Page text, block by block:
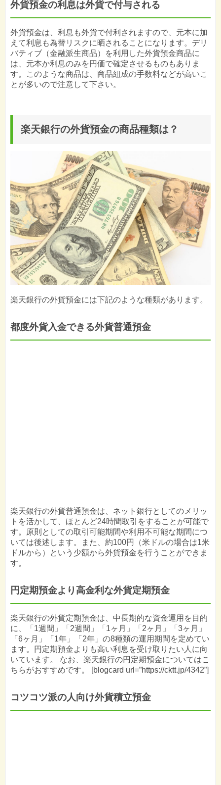
外貨預金の利息は外貨で付与される
外貨預金は、利息も外貨で付利されますので、元本に加
えて利息も為替リスクに晒されることになります。デリ
バティブ（金融派生商品）を利用した外貨預金商品に
は、元本か利息のみを円価で確定させるものもありま
す。このような商品は、商品組成の手数料などが高いこ
とが多いので注意して下さい。
楽天銀行の外貨預金の商品種類は？
楽天銀行の外貨預金には下記のような種類があります。
都度外貨入金できる外貨普通預金
楽天銀行の外貨普通預金は、ネット銀行としてのメリッ
トを活かして、ほとんど24時間取引をすることが可能で
す。原則としての取引可能期間や利用不可能な期間につ
いては後述します。また、約100円（米ドルの場合は1米
ドルから）という少額から外貨預金を行うことができま
す。
円定期預金より高金利な外貨定期預金
楽天銀行の外貨定期預金は、中長期的な資金運用を目的
に、「1週間」「2週間」「1ヶ月」「2ヶ月」「3ヶ月」
「6ヶ月」「1年」「2年」の8種類の運用期間を定めてい
ます。円定期預金よりも高い利息を受け取りたい人に向
いています。 なお、楽天銀行の円定期預金についてはこ
ちらがおすすめです。 [blogcard url=”https://cktt.jp/4342”]
コツコツ派の人向け外貨積立預金